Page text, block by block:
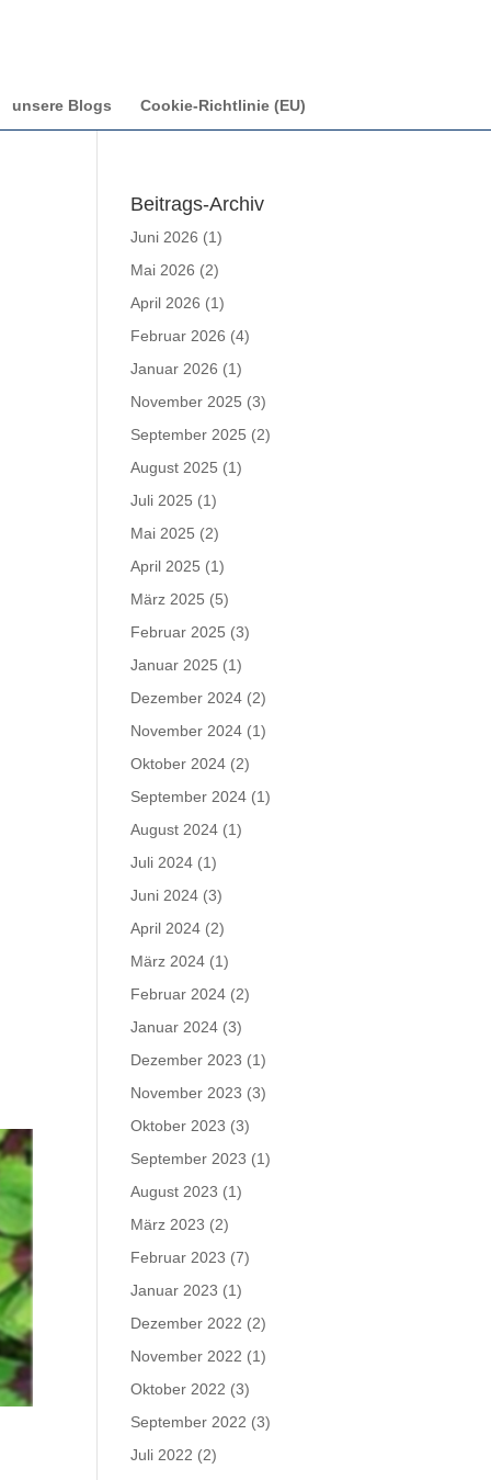
unsere Blogs Cookie-Richtlinie (EU)
Beitrags-Archiv
Juni 2026 (1)
Mai 2026 (2)
April 2026 (1)
Februar 2026 (4)
Januar 2026 (1)
November 2025 (3)
September 2025 (2)
August 2025 (1)
Juli 2025 (1)
Mai 2025 (2)
April 2025 (1)
März 2025 (5)
Februar 2025 (3)
Januar 2025 (1)
Dezember 2024 (2)
November 2024 (1)
Oktober 2024 (2)
September 2024 (1)
August 2024 (1)
Juli 2024 (1)
Juni 2024 (3)
April 2024 (2)
März 2024 (1)
Februar 2024 (2)
Januar 2024 (3)
Dezember 2023 (1)
November 2023 (3)
Oktober 2023 (3)
September 2023 (1)
August 2023 (1)
März 2023 (2)
Februar 2023 (7)
Januar 2023 (1)
Dezember 2022 (2)
November 2022 (1)
Oktober 2022 (3)
September 2022 (3)
Juli 2022 (2)